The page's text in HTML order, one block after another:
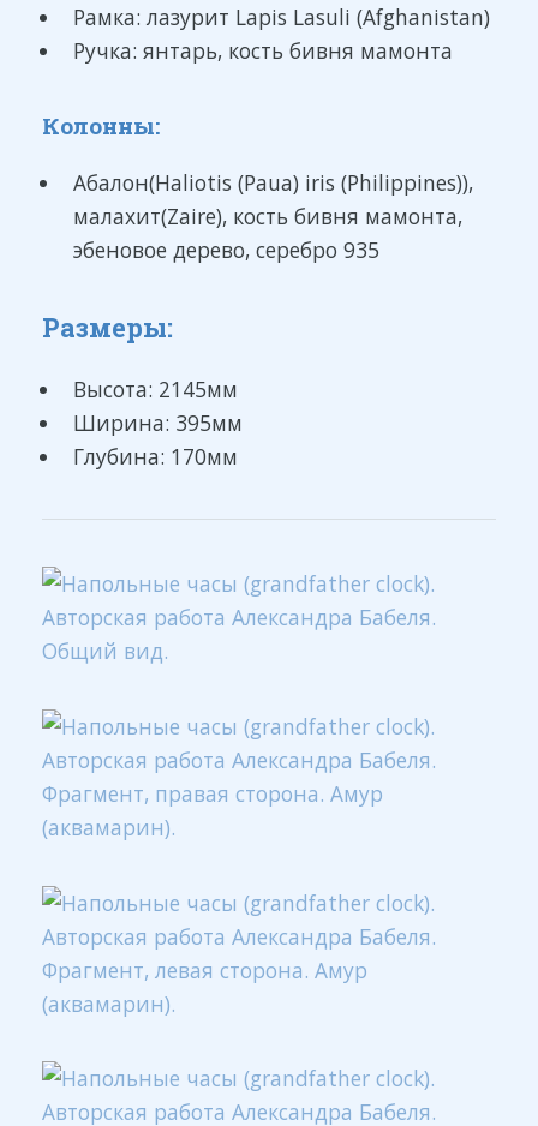
Рамка: лазурит Lapis Lasuli (Afghanistan)
Ручка: янтарь, кость бивня мамонта
Колонны:
Абалон(Haliotis (Paua) iris (Philippines)),
малахит(Zaire), кость бивня мамонта,
эбеновое дерево, серебро 935
Размеры:
Высота: 2145мм
Ширина: 395мм
Глубина: 170мм